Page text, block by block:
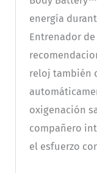
energía
Entrenador
reloj también
oxigenación
compañero
el esfuerzo